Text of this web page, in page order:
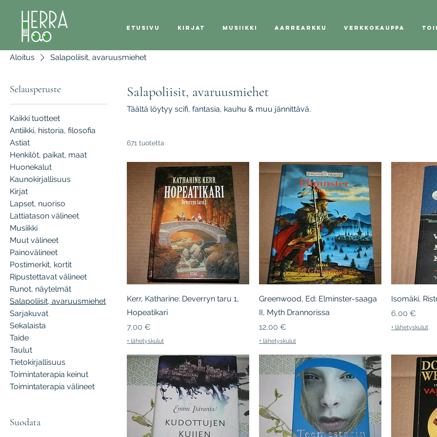
Etusivu Kirjat Musiikki Aarrearkku Verkkokauppa
Aloitus Salapoliisit, avaruusmiehet
Selausperuste
Kaikki tuotteet
Antiikki, historia, filosofia
Astiat
Henkilöt, paikat, maat
Huonekalut
Kaunokirjallisuus
Kirjat
Lapset, nuoriso
Lattiatason välineet
Musiikki
Muut välineet
Painovälineet
Postimerkit, kortit
Ripustettavat välineet
Runot, näytelmät
Salapoliisit, avaruusmiehet
Sarjakuvat
Sekalaista
Taide
Taulut
Tietokirjallisuus
Toimintaterapia keinut
Toimintaterapia välineet
Suodata
Salapoliisit, avaruusmiehet
Täältä löytyy scifi, fantasia, kauhu & muu jännittävä.
671 tuotetta
Kerr, Katharine: Deverryn taru 1,
Hopeatikari
Hinta
7,00 €
+ lähetyskulut
Greenwood, Ed: Elminster-saaga
II, Myth Drannorissa
Hinta
12,00 €
+ lähetyskulut
Isomäki,
Hinta
6,00 €
+ lähetyskulut